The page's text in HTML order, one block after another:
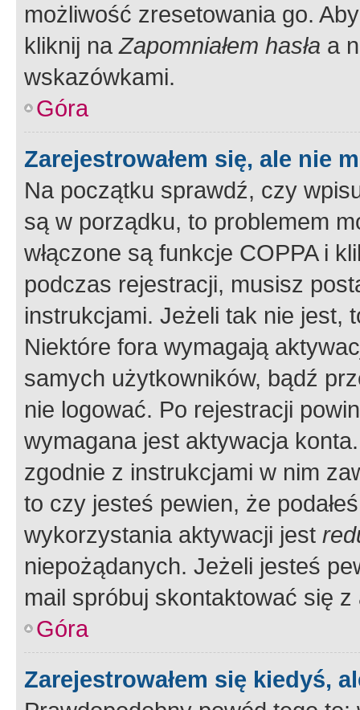
możliwość zresetowania go.
kliknij naZapomniałem hasła a
wskazówkami.
Góra
Zarejestrowałem się, ale nie
Na początku sprawdź, czy
są w porządku, to problemem
włączone są funkcje COPPA i
podczas rejestracji, musisz
instrukcjami. Jeżeli tak nie jest,
Niektóre fora wymagają
samych użytkowników, bądź
nie logować. Po rejestracji
wymagana jest aktywacja
zgodnie z instrukcjami w nim
to czy jesteś pewien, że
wykorzystania aktywacji jest
niepożądanych. Jeżeli jesteś
mail spróbuj skontaktować się
Góra
Zarejestrowałem się kiedyś,